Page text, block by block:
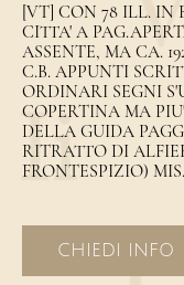
[VT] CON 78 ILL. IN
CITTA' A
ASSENTE, MA CA.
C.B. APPUNTI
ORDINARI SEGNI
COPERTINA MA
DELLA GUIDA
RITRATTO DI
FRONTESPIZIO) MIS.
CHIEDI INFO